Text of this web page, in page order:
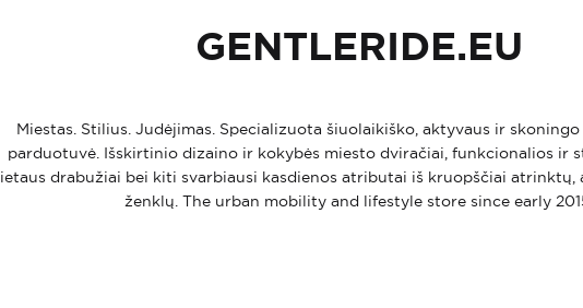
GENTLERIDE.EU
Miestas. Stilius. Judėjimas. Specializuota šiuolaikiško, aktyvaus ir
parduotuvė. Išskirtinio dizaino ir kokybės miesto dviračiai, funkcionalios ir
lietaus drabužiai bei kiti svarbiausi kasdienos atributai iš kruopščiai atrinktų,
ženklų. The urban mobility and lifestyle store since early